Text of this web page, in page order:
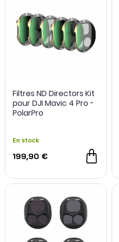
Filtres ND Directors Kit
pour DJI Mavic 4 Pro -
PolarPro
En stock
199,90 €